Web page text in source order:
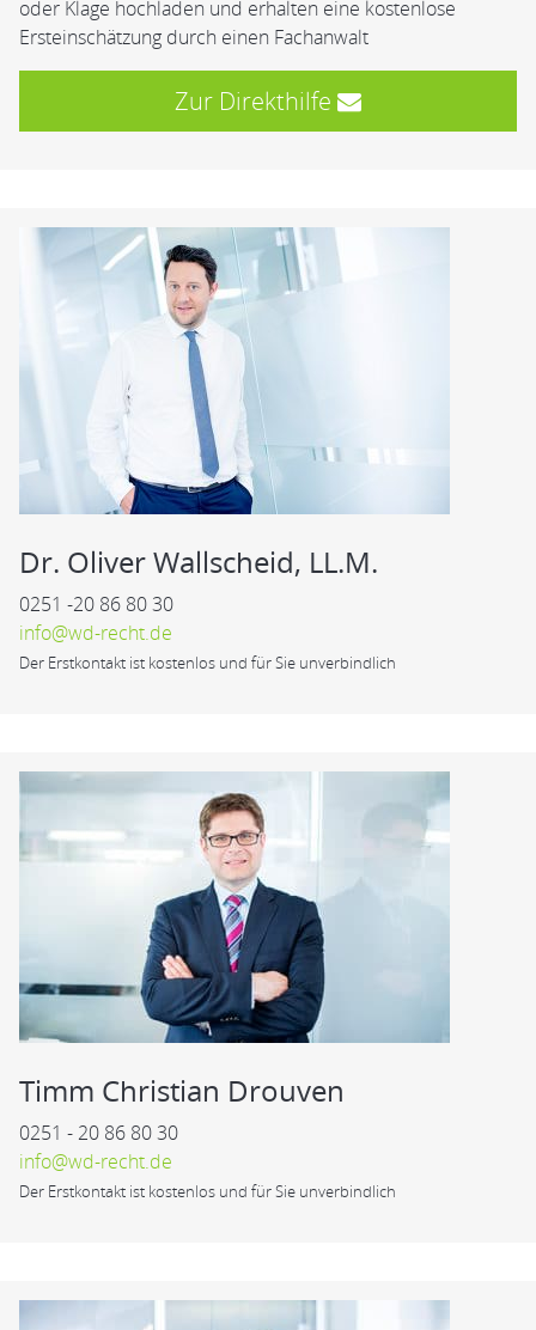
oder Klage hochladen und erhalten eine kostenlose
Ersteinschätzung durch einen Fachanwalt
Zur Direkthilfe
Dr. Oliver Wallscheid, LL.M.
0251 -20 86 80 30
info@wd-recht.de
Der Erstkontakt ist kostenlos und für Sie unverbindlich
Timm Christian Drouven
0251 - 20 86 80 30
info@wd-recht.de
Der Erstkontakt ist kostenlos und für Sie unverbindlich